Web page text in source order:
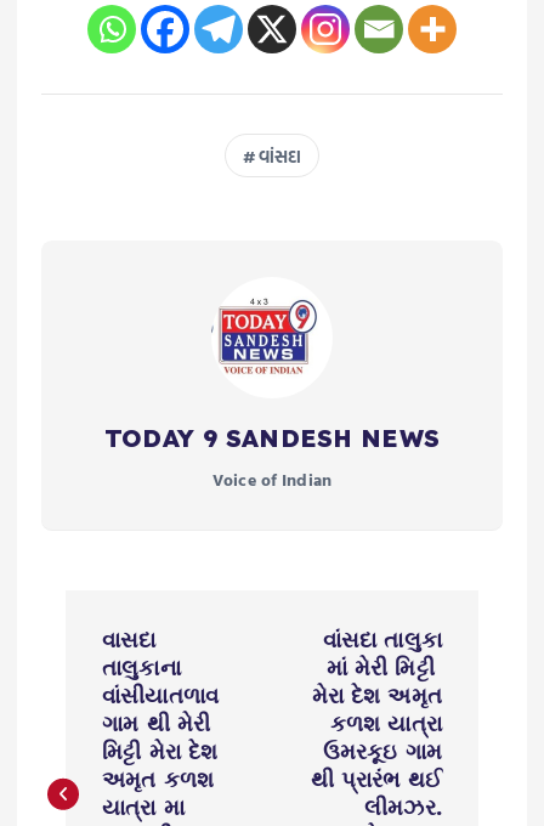
વાંસદા
TODAY 9 SANDESH NEWS
Voice of Indian
t
વાસદા
તાલુકાના
વાંસીયાતળાવ
ગામ થી મેરી
મિટ્ટી મેરા દેશ
અમૃત કળશ
યાત્રા મા
વાંસદા તાલુકા
માં મેરી મિટ્ટી
મેરા દેશ અમૃત
કળશ યાત્રા
ઉમરકૂઇ ગામ
થી પ્રારંભ થઈ
લીમઝર.